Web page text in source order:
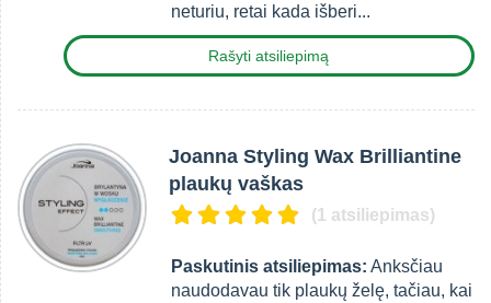
neturiu, retai kada išberi...
Rašyti atsiliepimą
Joanna Styling Wax Brilliantine
plaukų vaškas
(1 atsiliepimas)
Paskutinis atsiliepimas: Anksčiau
naudodavau tik plaukų želę, tačiau, kai